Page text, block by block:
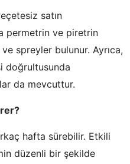
satın
permetrin ve piretrin
spreyler bulunur. Ayrıca,
doğrultusunda
da mevcuttur.
hafta sürebilir. Etkili
düzenli bir şekilde